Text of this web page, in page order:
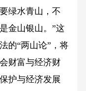
绿水青山，不
金山银山。”这
的“两山论”，将
财富与经济财
护与经济发展